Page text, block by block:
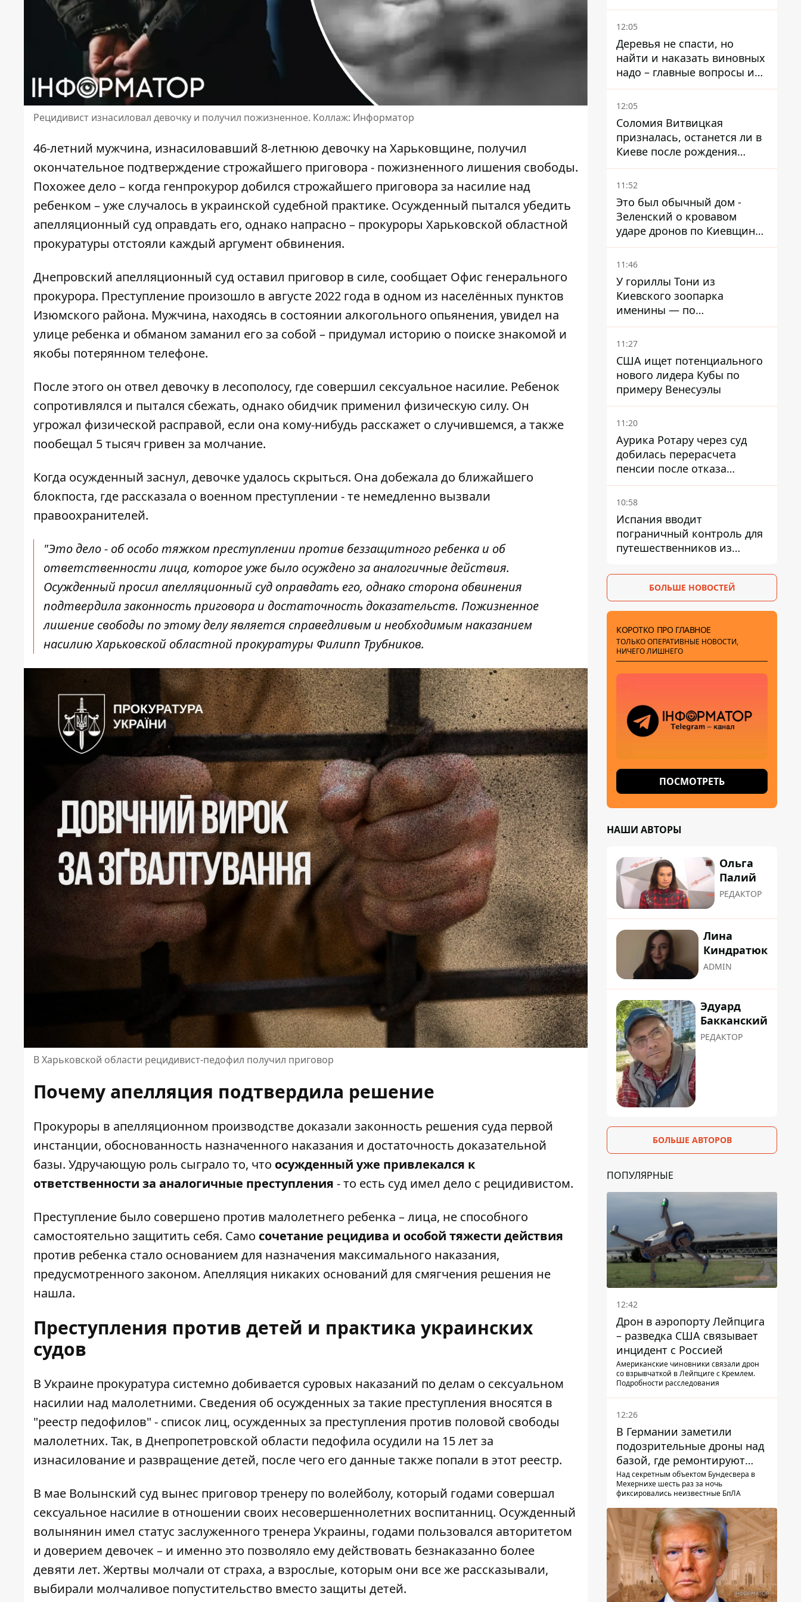
Рецидивист изнасиловал девочку и получил пожизненное. Коллаж: Информатор
46-летний мужчина, изнасиловавший 8-летнюю девочку на Харьковщине, получил
окончательное подтверждение строжайшего приговора - пожизненного лишения свободы.
Похожее дело – когда генпрокурор добился строжайшего приговора за насилие над
ребенком – уже случалось в украинской судебной практике. Осужденный пытался убедить
апелляционный суд оправдать его, однако напрасно – прокуроры Харьковской областной
прокуратуры отстояли каждый аргумент обвинения.
Днепровский апелляционный суд оставил приговор в силе, сообщает Офис генерального
прокурора. Преступление произошло в августе 2022 года в одном из населённых пунктов
Изюмского района. Мужчина, находясь в состоянии алкогольного опьянения, увидел на
улице ребенка и обманом заманил его за собой – придумал историю о поиске знакомой и
якобы потерянном телефоне.
После этого он отвел девочку в лесополосу, где совершил сексуальное насилие. Ребенок
сопротивлялся и пытался сбежать, однако обидчик применил физическую силу. Он
угрожал физической расправой, если она кому-нибудь расскажет о случившемся, а также
пообещал 5 тысяч гривен за молчание.
Когда осужденный заснул, девочке удалось скрыться. Она добежала до ближайшего
блокпоста, где рассказала о военном преступлении - те немедленно вызвали
правоохранителей.
"Это дело - об особо тяжком преступлении против беззащитного ребенка и об
ответственности лица, которое уже было осуждено за аналогичные действия.
Осужденный просил апелляционный суд оправдать его, однако сторона обвинения
подтвердила законность приговора и достаточность доказательств. Пожизненное
лишение свободы по этому делу является справедливым и необходимым наказанием
насилию Харьковской областной прокуратуры Филипп Трубников.
В Харьковской области рецидивист-педофил получил приговор
Почему апелляция подтвердила решение
Прокуроры в апелляционном производстве доказали законность решения суда первой
инстанции, обоснованность назначенного наказания и достаточность доказательной
базы. Удручающую роль сыграло то, что осужденный уже привлекался к
ответственности за аналогичные преступления - то есть суд имел дело с рецидивистом.
Преступление было совершено против малолетнего ребенка – лица, не способного
самостоятельно защитить себя. Само сочетание рецидива и особой тяжести действия
против ребенка стало основанием для назначения максимального наказания,
предусмотренного законом. Апелляция никаких оснований для смягчения решения не
нашла.
Преступления против детей и практика украинских
судов
В Украине прокуратура системно добивается суровых наказаний по делам о сексуальном
насилии над малолетними. Сведения об осужденных за такие преступления вносятся в
"реестр педофилов" - список лиц, осужденных за преступления против половой свободы
малолетних. Так, в Днепропетровской области педофила осудили на 15 лет за
изнасилование и развращение детей, после чего его данные также попали в этот реестр.
В мае Волынский суд вынес приговор тренеру по волейболу, который годами совершал
сексуальное насилие в отношении своих несовершеннолетних воспитанниц. Осужденный
волынянин имел статус заслуженного тренера Украины, годами пользовался авторитетом
и доверием девочек – и именно это позволяло ему действовать безнаказанно более
девяти лет. Жертвы молчали от страха, а взрослые, которым они все же рассказывали,
выбирали молчаливое попустительство вместо защиты детей.
россиян по портам
12:05
Деревья не спасти, но
найти и наказать виновных
надо – главные вопросы и
выводы из конфликта на
Теремках
12:05
Соломия Витвицкая
призналась, останется ли в
Киеве после рождения
ребенка
11:52
Это был обычный дом -
Зеленский о кровавом
ударе дронов по Киевщине,
где погибли дедушка,
бабушка и их малолетний
11:46
У гориллы Тони из
Киевского зоопарка
именины — по
человеческим меркам ему
уже больше 90 лет
11:27
США ищет потенциального
нового лидера Кубы по
примеру Венесуэлы
11:20
Аурика Ротару через суд
добилась перерасчета
пенсии после отказа
Пенсионного фонда
10:58
Испания вводит
пограничный контроль для
путешественников из
миграционного конфликта
БОЛЬШЕ НОВОСТЕЙ
КОРОТКО ПРО ГЛАВНОЕ
ТОЛЬКО ОПЕРАТИВНЫЕ НОВОСТИ,
НИЧЕГО ЛИШНЕГО
ПОСМОТРЕТЬ
НАШИ АВТОРЫ
Ольга
Палий
РЕДАКТОР
Лина
Киндратюк
ADMIN
Эдуард
Бакканский
РЕДАКТОР
БОЛЬШЕ АВТОРОВ
ПОПУЛЯРНЫЕ
12:42
Дрон в аэропорту Лейпцига
– разведка США связывает
инцидент с Россией
Американские чиновники связали дрон
со взрывчаткой в ​​Лейпциге с Кремлем.
Подробности расследования
12:26
В Германии заметили
подозрительные дроны над
базой, где ремонтируют
Patriot - СМИ
Над секретным объектом Бундесвера в
Мехернихе шесть раз за ночь
фиксировались неизвестные БпЛА